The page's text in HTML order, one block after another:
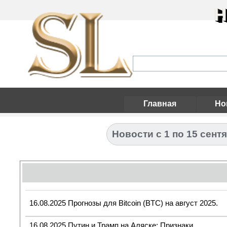
Главная
Новости с 1 по 15
16.08.2025 Прогнозы для Bitcoin (BTC) на август 2025.